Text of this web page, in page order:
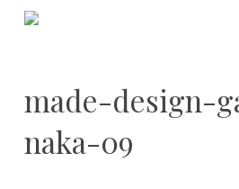
Skip
made-design-
naka-09